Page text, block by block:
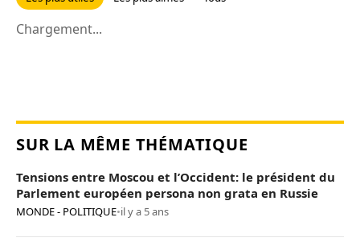
Chargement...
SUR LA MÊME THÉMATIQUE
Tensions entre Moscou et l’Occident: le président du
Parlement européen persona non grata en Russie
MONDE - POLITIQUE•il y a 5 ans